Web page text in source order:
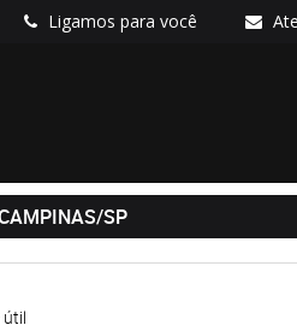
Ligamos para você
SP
útil